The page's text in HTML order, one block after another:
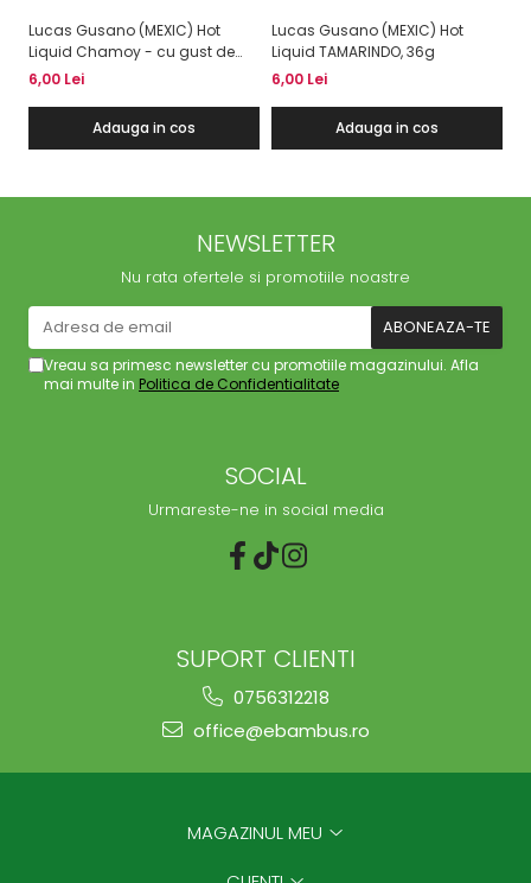
Lucas Gusano (MEXIC) Hot
Liquid Chamoy - cu gust de
chilli 36g
6,00 Lei
Adauga in cos
Lucas Gusano (MEXIC) Hot
Liquid TAMARINDO, 36g
6,00 Lei
Adauga in cos
NEWSLETTER
Nu rata ofertele si promotiile noastre
Vreau sa primesc newsletter cu promotiile magazinului. Afla
mai multe in Politica de Confidentialitate
SOCIAL
Urmareste-ne in social media
SUPORT CLIENTI
0756312218
office@ebambus.ro
MAGAZINUL MEU